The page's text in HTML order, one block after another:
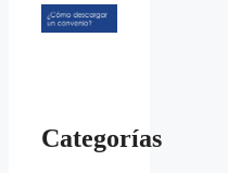
Categorías